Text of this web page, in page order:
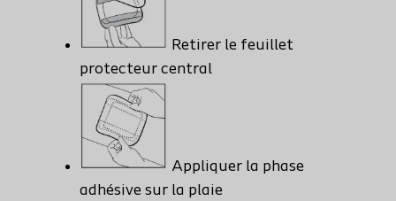
Retirer le feuillet
protecteur central
Appliquer la phase
adhésive sur la plaie